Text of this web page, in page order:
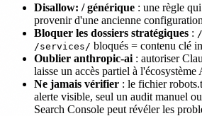
Disallow: / générique : une règle
provenir d'une ancienne
Bloquer les dossiers stratégiques :
/services/ bloqués = contenu clé
Oublier anthropic-ai : autoriser
laisse un accès partiel à
Ne jamais vérifier : le fichier
alerte visible, seul un audit manuel
Search Console peut révéler les